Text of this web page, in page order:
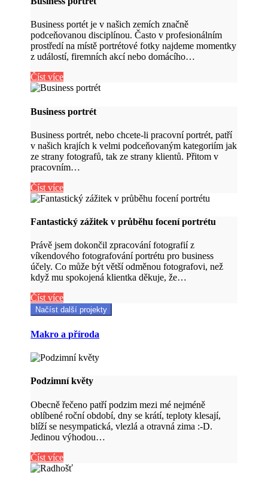
Business portét je v našich zemích značně
podceňovanou disciplínou. Často v profesionálním
prostředí na místě portrétové fotky najdeme momentky
z událostí, firemních akcí nebo domácího…
Číst více
Business portrét
Business portrét, nebo chcete-li pracovní portrét, patří
v našich krajích k velmi podceňovaným kategoriím jak
ze strany fotografů, tak ze strany klientů. Přitom v
pracovním…
Číst více
Fantastický zážitek v průběhu focení portrétu
Právě jsem dokončil zpracování fotografií z
víkendového fotografování portrétu pro business
účely. Co může být větší odměnou fotografovi, než
když mu spokojená klientka děkuje, že…
Číst více
Načíst další projekty
Makro a příroda
Podzimní květy
Obecně řečeno patří podzim mezi mé nejméně
oblíbené roční období, dny se krátí, teploty klesají,
blíží se nesympatická, vlezlá a otravná zima :-D.
Jedinou výhodou…
Číst více